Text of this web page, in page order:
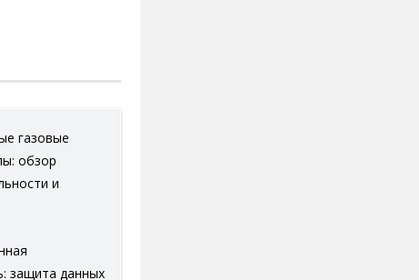
газовые
обзор
и
защита данных